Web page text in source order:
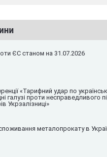
ЄС станом на 31.07.2026
«Тарифний удар по
галузі проти несправедливого
Укрзалізниці»
металопрокату в